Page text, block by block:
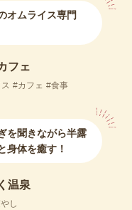
オムライス専門
フェ
カフェ 食事
を聞きながら半露
身体を癒す！
温泉
し